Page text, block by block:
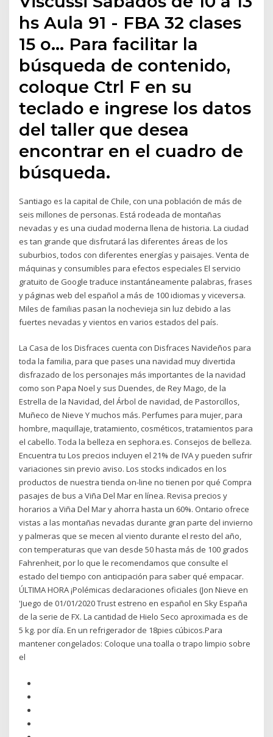
hs Aula 91 - FBA 32 clases
15 o… Para facilitar la
búsqueda de contenido,
coloque Ctrl F en su
teclado e ingrese los datos
del taller que desea
encontrar en el cuadro de
búsqueda.
Santiago es la capital de Chile, con una población de más de
seis millones de personas. Está rodeada de montañas
nevadas y es una ciudad moderna llena de historia. La ciudad
es tan grande que disfrutará las diferentes áreas de los
suburbios, todos con diferentes energías y paisajes. Venta de
máquinas y consumibles para efectos especiales El servicio
gratuito de Google traduce instantáneamente palabras, frases
y páginas web del español a más de 100 idiomas y viceversa.
Miles de familias pasan la nochevieja sin luz debido a las
fuertes nevadas y vientos en varios estados del país.
La Casa de los Disfraces cuenta con Disfraces Navideños para
toda la familia, para que pases una navidad muy divertida
disfrazado de los personajes más importantes de la navidad
como son Papa Noel y sus Duendes, de Rey Mago, de la
Estrella de la Navidad, del Árbol de navidad, de Pastorcillos,
Muñeco de Nieve Y muchos más. Perfumes para mujer, para
hombre, maquillaje, tratamiento, cosméticos, tratamientos para
el cabello. Toda la belleza en sephora.es. Consejos de belleza.
Encuentra tu Los precios incluyen el 21% de IVA y pueden sufrir
variaciones sin previo aviso. Los stocks indicados en los
productos de nuestra tienda on-line no tienen por qué Compra
pasajes de bus a Viña Del Mar en línea. Revisa precios y
horarios a Viña Del Mar y ahorra hasta un 60%. Ontario ofrece
vistas a las montañas nevadas durante gran parte del invierno
y palmeras que se mecen al viento durante el resto del año,
con temperaturas que van desde 50 hasta más de 100 grados
Fahrenheit, por lo que le recomendamos que consulte el
estado del tiempo con anticipación para saber qué empacar.
ÚLTIMA HORA ¡Polémicas declaraciones oficiales (Jon Nieve en
'Juego de 01/01/2020 Trust estreno en español en Sky España
de la serie de FX. La cantidad de Hielo Seco aproximada es de
5 kg. por día. En un refrigerador de 18pies cúbicos.Para
mantener congelados: Coloque una toalla o trapo limpio sobre
el